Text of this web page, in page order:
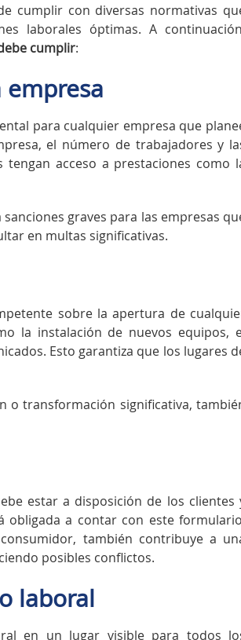
cumplir con diversas normativas
laborales óptimas. A
cumplir:
empresa
para cualquier empresa que
el número de trabajadores y
tengan acceso a prestaciones como
graves para las empresas
en multas significativas.
sobre la apertura de
la instalación de nuevos equipos,
Esto garantiza que los lugares
o transformación significativa,
estar a disposición de los clientes
obligada a contar con este
también contribuye a
posibles conflictos.
laboral
en un lugar visible para todos